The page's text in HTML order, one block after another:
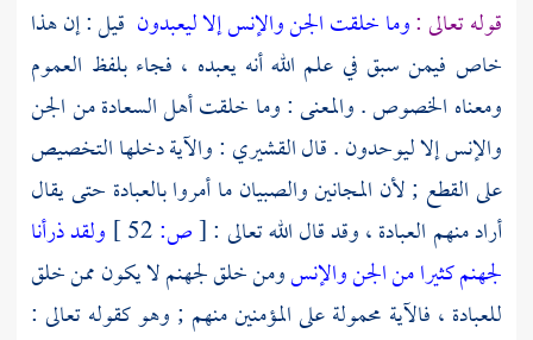
قوله تعالى :وما خلقت الجن والإنس إلا ليعبدون قيل : إن هذا
خاص فيمن سبق في علم الله أنه يعبده ، فجاء بلفظ العموم
ومعناه الخصوص . والمعنى : وما خلقت أهل السعادة من الجن
والإنس إلا ليوحدون . قالالقشيري : والآية دخلها التخصيص
على القطع ; لأن المجانين والصبيان ما أمروا بالعبادة حتى يقال
أراد منهم العبادة ، وقد قال الله تعالى :[ص:
ولقد ذرأنا
لجهنم كثيرا من الجن والإنسومن خلق لجهنم لا يكون ممن خلق
للعبادة ، فالآية محمولة على المؤمنين منهم ; وهو كقوله تعالى :